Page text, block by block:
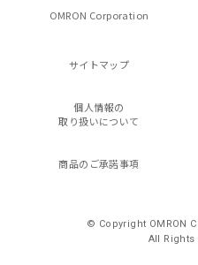
OMRON Corporation
サイトマップ
個人情報の
取り扱いについて
商品のご承諾事項
© Copyright OMRON
All Rights